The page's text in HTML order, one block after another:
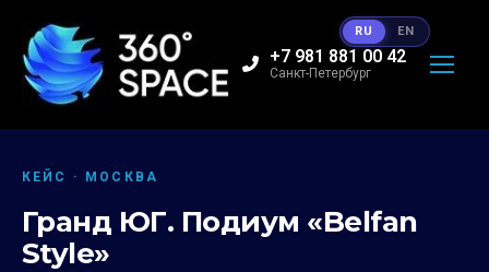
+7 981 881 00 42
Санкт-Петербург
КЕЙС · МОСКВА
Гранд ЮГ. Подиум «Belfan
Style»
RU EN